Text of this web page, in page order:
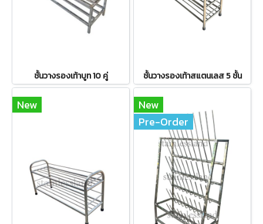
ชั้นวางรองเท้าบูท 10 คู่ ชั้นวางรองเท้าสแตนเลส 5 ชั้น
New
New
Pre-Order